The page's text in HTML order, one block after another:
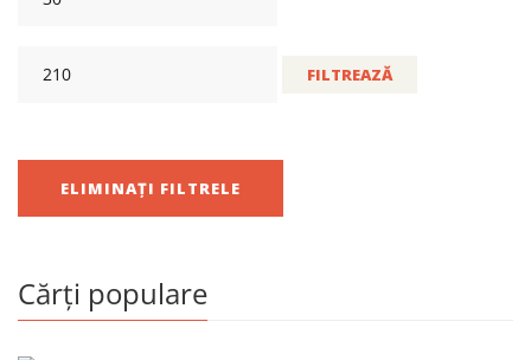
FILTREAZĂ
ELIMINAȚI FILTRELE
Cărți populare